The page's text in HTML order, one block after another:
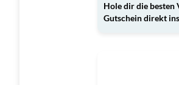
Hole dir die besten
Gutschein direkt